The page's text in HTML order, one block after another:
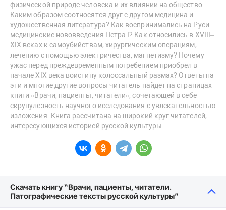
физической природе человека и их влиянии на общество.
Каким образом соотносятся друг с другом медицина и
художественная литература? Как воспринимались на Руси
медицинские нововведения Петра I? Как относились в XVIII–
XIX веках к самоубийствам, хирургическим операциям,
лечению с помощью электричества, магнетизму? Почему
ужас перед преждевременным погребением приобрел в
начале XIX века воистину колоссальный размах? Ответы на
эти и многие другие вопросы читатель найдет на страницах
книги «Врачи, пациенты, читатели», сочетающей в себе
скрупулезность научного исследования с увлекательностью
изложения. Книга рассчитана на широкий круг читателей,
интересующихся историей русской культуры.
Скачать книгу “Врачи, пациенты, читатели.
Патографические тексты русской культуры”